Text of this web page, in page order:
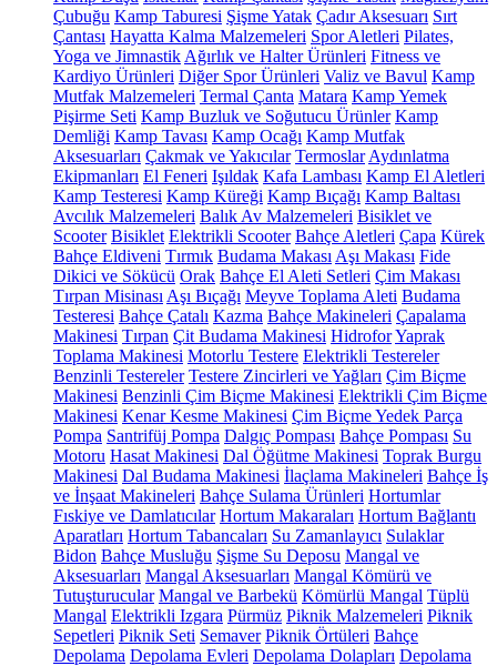
Çubuğu Kamp Taburesi Şişme Yatak Çadır Aksesuarı Sırt
Çantası Hayatta Kalma Malzemeleri Spor Aletleri Pilates,
Yoga ve Jimnastik Ağırlık ve Halter Ürünleri Fitness ve
Kardiyo Ürünleri Diğer Spor Ürünleri Valiz ve Bavul Kamp
Mutfak Malzemeleri Termal Çanta Matara Kamp Yemek
Pişirme Seti Kamp Buzluk ve Soğutucu Ürünler Kamp
Demliği Kamp Tavası Kamp Ocağı Kamp Mutfak
Aksesuarları Çakmak ve Yakıcılar Termoslar Aydınlatma
Ekipmanları El Feneri Işıldak Kafa Lambası Kamp El Aletleri
Kamp Testeresi Kamp Küreği Kamp Bıçağı Kamp Baltası
Avcılık Malzemeleri Balık Av Malzemeleri Bisiklet ve
Scooter Bisiklet Elektrikli Scooter Bahçe Aletleri Çapa Kürek
Bahçe Eldiveni Tırmık Budama Makası Aşı Makası Fide
Dikici ve Sökücü Orak Bahçe El Aleti Setleri Çim Makası
Tırpan Misinası Aşı Bıçağı Meyve Toplama Aleti Budama
Testeresi Bahçe Çatalı Kazma Bahçe Makineleri Çapalama
Makinesi Tırpan Çit Budama Makinesi HidroforYaprak
Toplama Makinesi Motorlu Testere Elektrikli Testereler
Benzinli Testereler Testere Zincirleri ve Yağları Çim Biçme
Makinesi Benzinli Çim Biçme Makinesi Elektrikli Çim Biçme
Makinesi Kenar Kesme Makinesi Çim Biçme Yedek Parça
Pompa Santrifüj Pompa Dalgıç Pompası Bahçe Pompası Su
Motoru Hasat Makinesi Dal Öğütme Makinesi Toprak Burgu
Makinesi Dal Budama Makinesi İlaçlama Makineleri Bahçe İş
ve İnşaat Makineleri Bahçe Sulama Ürünleri Hortumlar
Fıskiye ve Damlatıcılar Hortum Makaraları Hortum Bağlantı
Aparatları Hortum Tabancaları Su Zamanlayıcı Sulaklar
Bidon Bahçe Musluğu Şişme Su Deposu Mangal ve
Aksesuarları Mangal Aksesuarları Mangal Kömürü ve
Tutuşturucular Mangal ve Barbekü Kömürlü Mangal Tüplü
Mangal Elektrikli Izgara Pürmüz Piknik Malzemeleri Piknik
Sepetleri Piknik Seti Semaver Piknik Örtüleri Bahçe
Depolama Depolama Evleri Depolama Dolapları Depolama